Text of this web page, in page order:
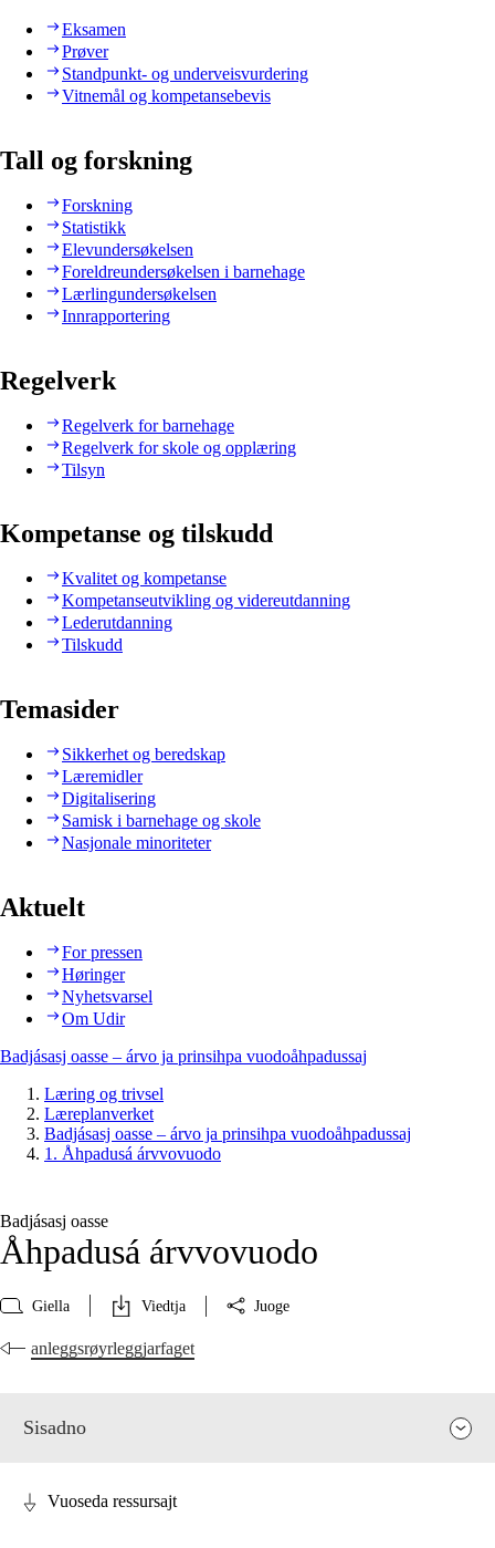
Eksamen
Prøver
Standpunkt- og underveisvurdering
Vitnemål og kompetansebevis
Tall og forskning
Forskning
Statistikk
Elevundersøkelsen
Foreldreundersøkelsen i barnehage
Lærlingundersøkelsen
Innrapportering
Regelverk
Regelverk for barnehage
Regelverk for skole og opplæring
Tilsyn
Kompetanse og tilskudd
Kvalitet og kompetanse
Kompetanseutvikling og videreutdanning
Lederutdanning
Tilskudd
Temasider
Sikkerhet og beredskap
Læremidler
Digitalisering
Samisk i barnehage og skole
Nasjonale minoriteter
Aktuelt
For pressen
Høringer
Nyhetsvarsel
Om Udir
Badjásasj oasse – árvo ja prinsihpa vuodoåhpadussaj
Læring og trivsel
Læreplanverket
Badjásasj oasse – árvo ja prinsihpa vuodoåhpadussaj
1. Åhpadusá árvvovuodo
Badjásasj oasse
Åhpadusá árvvovuodo
Giella Viedtja Juoge
anleggsrøyrleggjarfaget
Sisadno
Vuoseda ressursajt